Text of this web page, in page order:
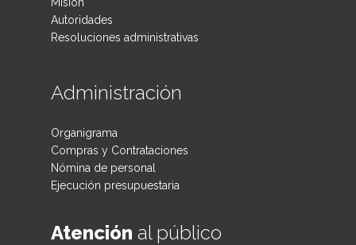
Autoridades
Resoluciones administrativas
Administración
Organigrama
Compras y Contrataciones
Nómina de personal
Ejecución presupuestaria
Atención al público